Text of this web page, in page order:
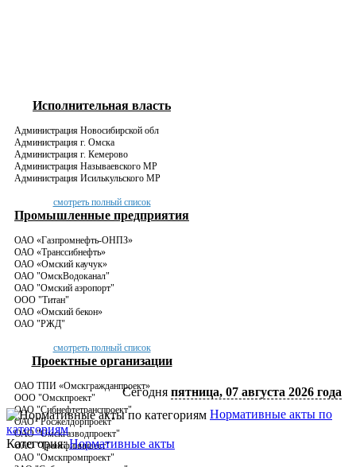
пожарной безопасности
Сейчас в работе
у наших специалистов
1
Разрабатываем документы
охране окружающей среды
Сейчас в работе
у наших специалистов
(3822) 52-95-
promtex-
tomsk@mail.ru
Исполнительная власть
Администрация Новосибирской обл
Администрация г. Омска
Администрация г. Кемерово
Администрация Называевского МР
Администрация Исилькульского МР
смотреть полный список
Промышленные предприятия
ОАО «Газпромнефть-ОНПЗ»
ОАО «Транссибнефть»
ОАО «Омский каучук»
ОАО "ОмскВодоканал"
ОАО "Омский аэропорт"
ООО "Титан"
ОАО «Омский бекон»
ОАО "РЖД"
смотреть полный список
Проектные организации
ОАО ТПИ «Омскгражданпроект»
ООО "Омскпроект"
ОАО "Сибнефтетранспроект"
ОАО "Росжелдорпроект"
ОАО "Омскгазводпроект"
ОАО "Трансфининвест"
ОАО "Омскпромпроект"
Сегодня пятница, 07 августа 2026 года
Нормативные акты по
категориям
Категория:Нормативные акты